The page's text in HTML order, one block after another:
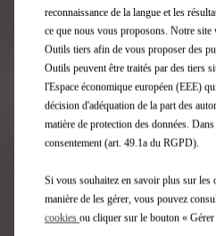
NOTRE GAMME ÉLECTRIFIÉE
expérience de conduite inédite
électriques et véhicules
d'électrification E-TENSE est
nouveau modèle DS.
reconnaissance de la langue et les
ce que nous vous proposons. Notre site
Outils tiers afin de vous proposer des
Outils peuvent être traités par des tiers
l'Espace économique européen (EEE)
décision d'adéquation de la part des
matière de protection des données.
consentement (art. 49.1a du RGPD).
Si vous souhaitez en savoir plus sur
manière de les gérer, vous pouvez
cookies ou cliquer sur le bouton « Gérer